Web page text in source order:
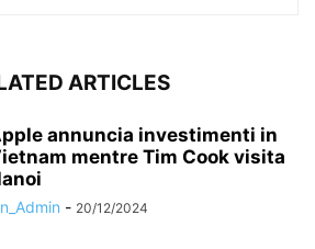
ARTICLES
annuncia investimenti in
mentre Tim Cook visita
- 20/12/2024